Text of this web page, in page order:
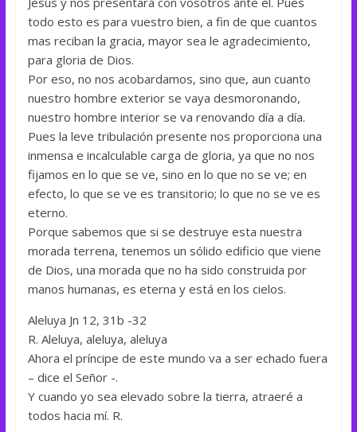
todo esto es para vuestro bien, a fin de que cuantos
mas reciban la gracia, mayor sea le agradecimiento,
para gloria de Dios.
Por eso, no nos acobardamos, sino que, aun cuanto
nuestro hombre exterior se vaya desmoronando,
nuestro hombre interior se va renovando día a día.
Pues la leve tribulación presente nos proporciona una
inmensa e incalculable carga de gloria, ya que no nos
fijamos en lo que se ve, sino en lo que no se ve; en
efecto, lo que se ve es transitorio; lo que no se ve es
eterno.
Porque sabemos que si se destruye esta nuestra
morada terrena, tenemos un sólido edificio que viene
de Dios, una morada que no ha sido construida por
manos humanas, es eterna y está en los cielos.
Aleluya Jn 12, 31b -32
R. Aleluya, aleluya, aleluya
Ahora el príncipe de este mundo va a ser echado fuera
– dice el Señor -.
Y cuando yo sea elevado sobre la tierra, atraeré a
todos hacia mí. R.